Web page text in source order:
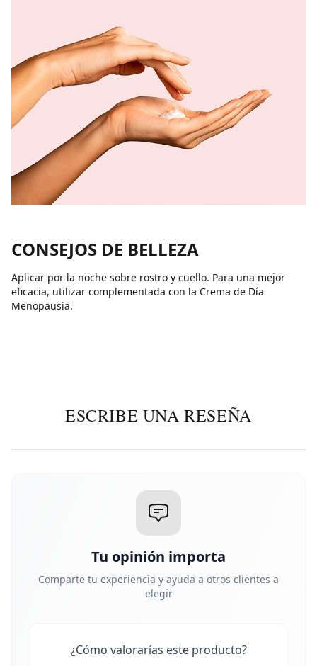
CONSEJOS DE BELLEZA
Aplicar por la noche sobre rostro y cuello. Para una mejor
eficacia, utilizar complementada con la Crema de Día
Menopausia.
ESCRIBE UNA RESEÑA
Tu opinión importa
Comparte tu experiencia y ayuda a otros clientes a
elegir
¿Cómo valorarías este producto?